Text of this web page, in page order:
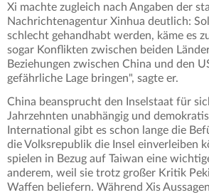
Xi machte zugleich nach Angaben der
Nachrichtenagentur Xinhua deutlich:
schlecht gehandhabt werden, käme es
sogar Konflikten zwischen beiden
Beziehungen zwischen China und den
gefährliche Lage bringen", sagte er.
China beansprucht den Inselstaat für
Jahrzehnten unabhängig und
International gibt es schon lange die
die Volksrepublik die Insel einverleiben
spielen in Bezug auf Taiwan eine
anderem, weil sie trotz großer Kritik
Waffen beliefern. Während Xis